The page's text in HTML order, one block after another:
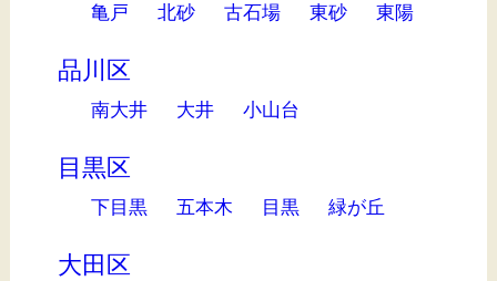
亀戸 北砂 古石場 東砂 東陽
品川区
南大井 大井 小山台
目黒区
下目黒 五本木 目黒 緑が丘
大田区